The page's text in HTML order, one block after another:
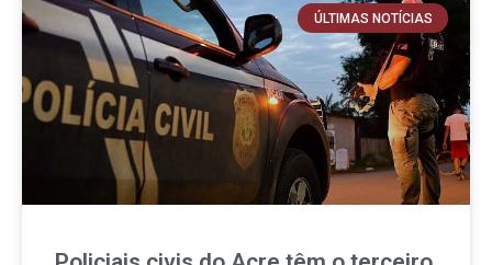
ÚLTIMAS NOTÍCIAS